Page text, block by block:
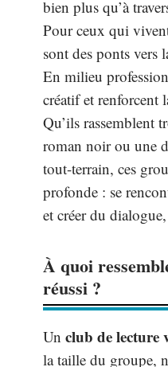
bien plus qu’à
Pour ceux qui
sont des ponts vers
En milieu
créatif et renforcent
Qu’ils rassemblent
roman noir ou une
tout-terrain, ces
profonde : se
et créer du
À quoi
réussi ?
Un club de lecture
la taille du groupe,